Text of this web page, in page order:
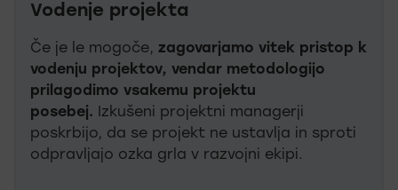
Vodenje projekta
Če je le mogoče, zagovarjamo vitek pristop k
vodenju projektov, vendar metodologijo
prilagodimo vsakemu projektu
posebej. Izkušeni projektni managerji
poskrbijo, da se projekt ne ustavlja in sproti
odpravljajo ozka grla v razvojni ekipi.